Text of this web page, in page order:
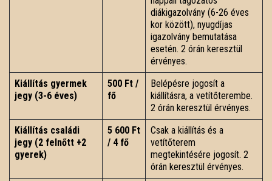
diákigazolvány (6-26 éves
kor között), nyugdíjas
igazolvány bemutatása
esetén. 2 órán keresztül
érvényes.
Kiállítás gyermek
jegy (3-6 éves)
500 Ft /
fő
Belépésre jogosít a
kiállításra, a vetítőterembe.
2 órán keresztül érvényes.
Kiállítás családi
jegy (2 felnőtt +2
gyerek)
5 600 Ft
/ 4 fő
Csak a kiállítás és a
vetítőterem
megtekintésére jogosít. 2
órán keresztül érvényes.